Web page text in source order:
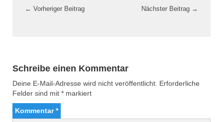
Artikel-
← Vorheriger Beitrag Nächster Beitrag →
Schreibe einen Kommentar
Deine E-Mail-Adresse wird nicht veröffentlicht. Erforderliche
Felder sind mit * markiert
Kommentar*